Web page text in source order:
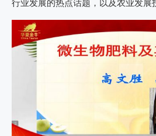
行业发展的热点话题，以及农业发展